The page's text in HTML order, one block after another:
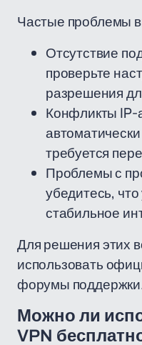
Частые проблемы
Отсутствие
проверьте
разрешения
Конфликты
требуется
Проблемы с
убедитесь,
стабильное
Для решения этих
использовать
форумы
Можно ли
VPN